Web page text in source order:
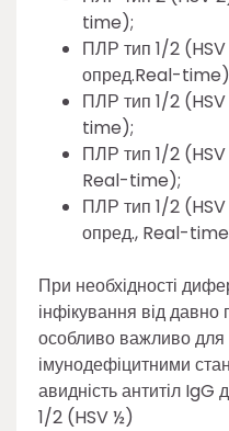
time);
ПЛР тип 1/2 (HSV
опред.Real-
ПЛР тип 1/2 (HSV
time);
ПЛР тип 1/2 (HSV
Real-time);
ПЛР тип 1/2 (HSV
опред., Real-
При необхідності
інфікування від давно
особливо важливо для
імунодефіцитними
авидність антитіл IgG
1/2 (HSV ½)